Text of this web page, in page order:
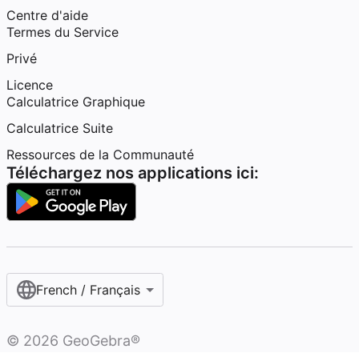
Centre d'aide
Termes du Service
Privé
Licence
Calculatrice Graphique
Calculatrice Suite
Ressources de la Communauté
Téléchargez nos applications ici:
French / Français‎
© 2026 GeoGebra®